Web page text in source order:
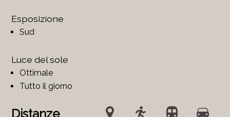
Esposizione
Sud
Luce del sole
Ottimale
Tutto il giorno
Distanze